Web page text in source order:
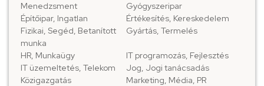
Menedzsment
Gyógyszeripar
Építőipar, Ingatlan
Értékesítés, Kereskedelem
Fizikai, Segéd, Betanított
munka
Gyártás, Termelés
HR, Munkaügy
IT programozás, Fejlesztés
IT üzemeltetés, Telekom
Jog, Jogi tanácsadás
Közigazgatás
Marketing, Média, PR